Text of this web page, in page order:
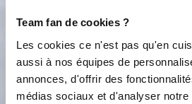
Team fan de cookies ?
Les cookies ce n'est pas qu'en
aussi à nos équipes de
annonces, d'offrir des
médias sociaux et d'analyser notre
Préparation de la
chocolat blanc
Ingredients